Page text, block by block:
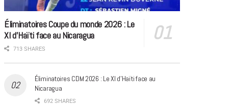
Éliminatoires Coupe du monde 2026 : Le
XI d’Haïti face au Nicaragua
713 SHARES
Éliminatoires CDM 2026 : Le XI d’Haïti face au
Nicaragua
692 SHARES